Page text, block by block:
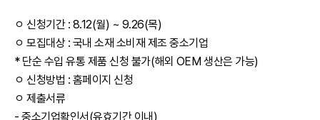
ㅇ 신청기간 : 8.12(월) ~ 9.26(목)
ㅇ 모집대상 : 국내 소재 소비재 제조 중소기업
* 단순 수입 유통 제품 신청 불가(해외 OEM 생산은 가능)
ㅇ 신청방법 : 홈페이지 신청
ㅇ 제출서류
- 중소기업확인서(유효기간 이내)